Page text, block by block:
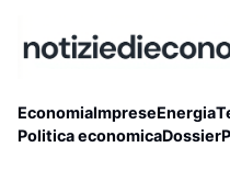
EconomiaImpreseEnergia
Politica economicaDossier